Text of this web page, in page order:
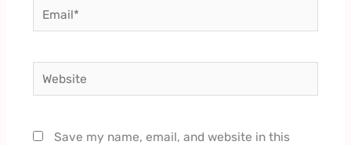
Email*
Website
Save my name, email, and website in this